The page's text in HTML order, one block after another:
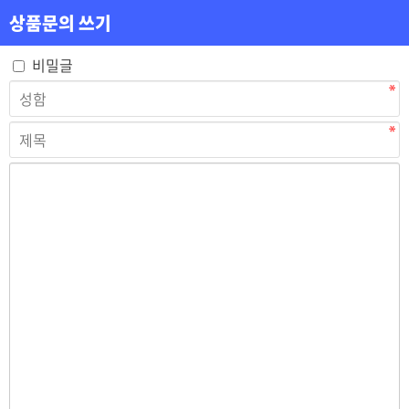
상품문의 쓰기
비밀글